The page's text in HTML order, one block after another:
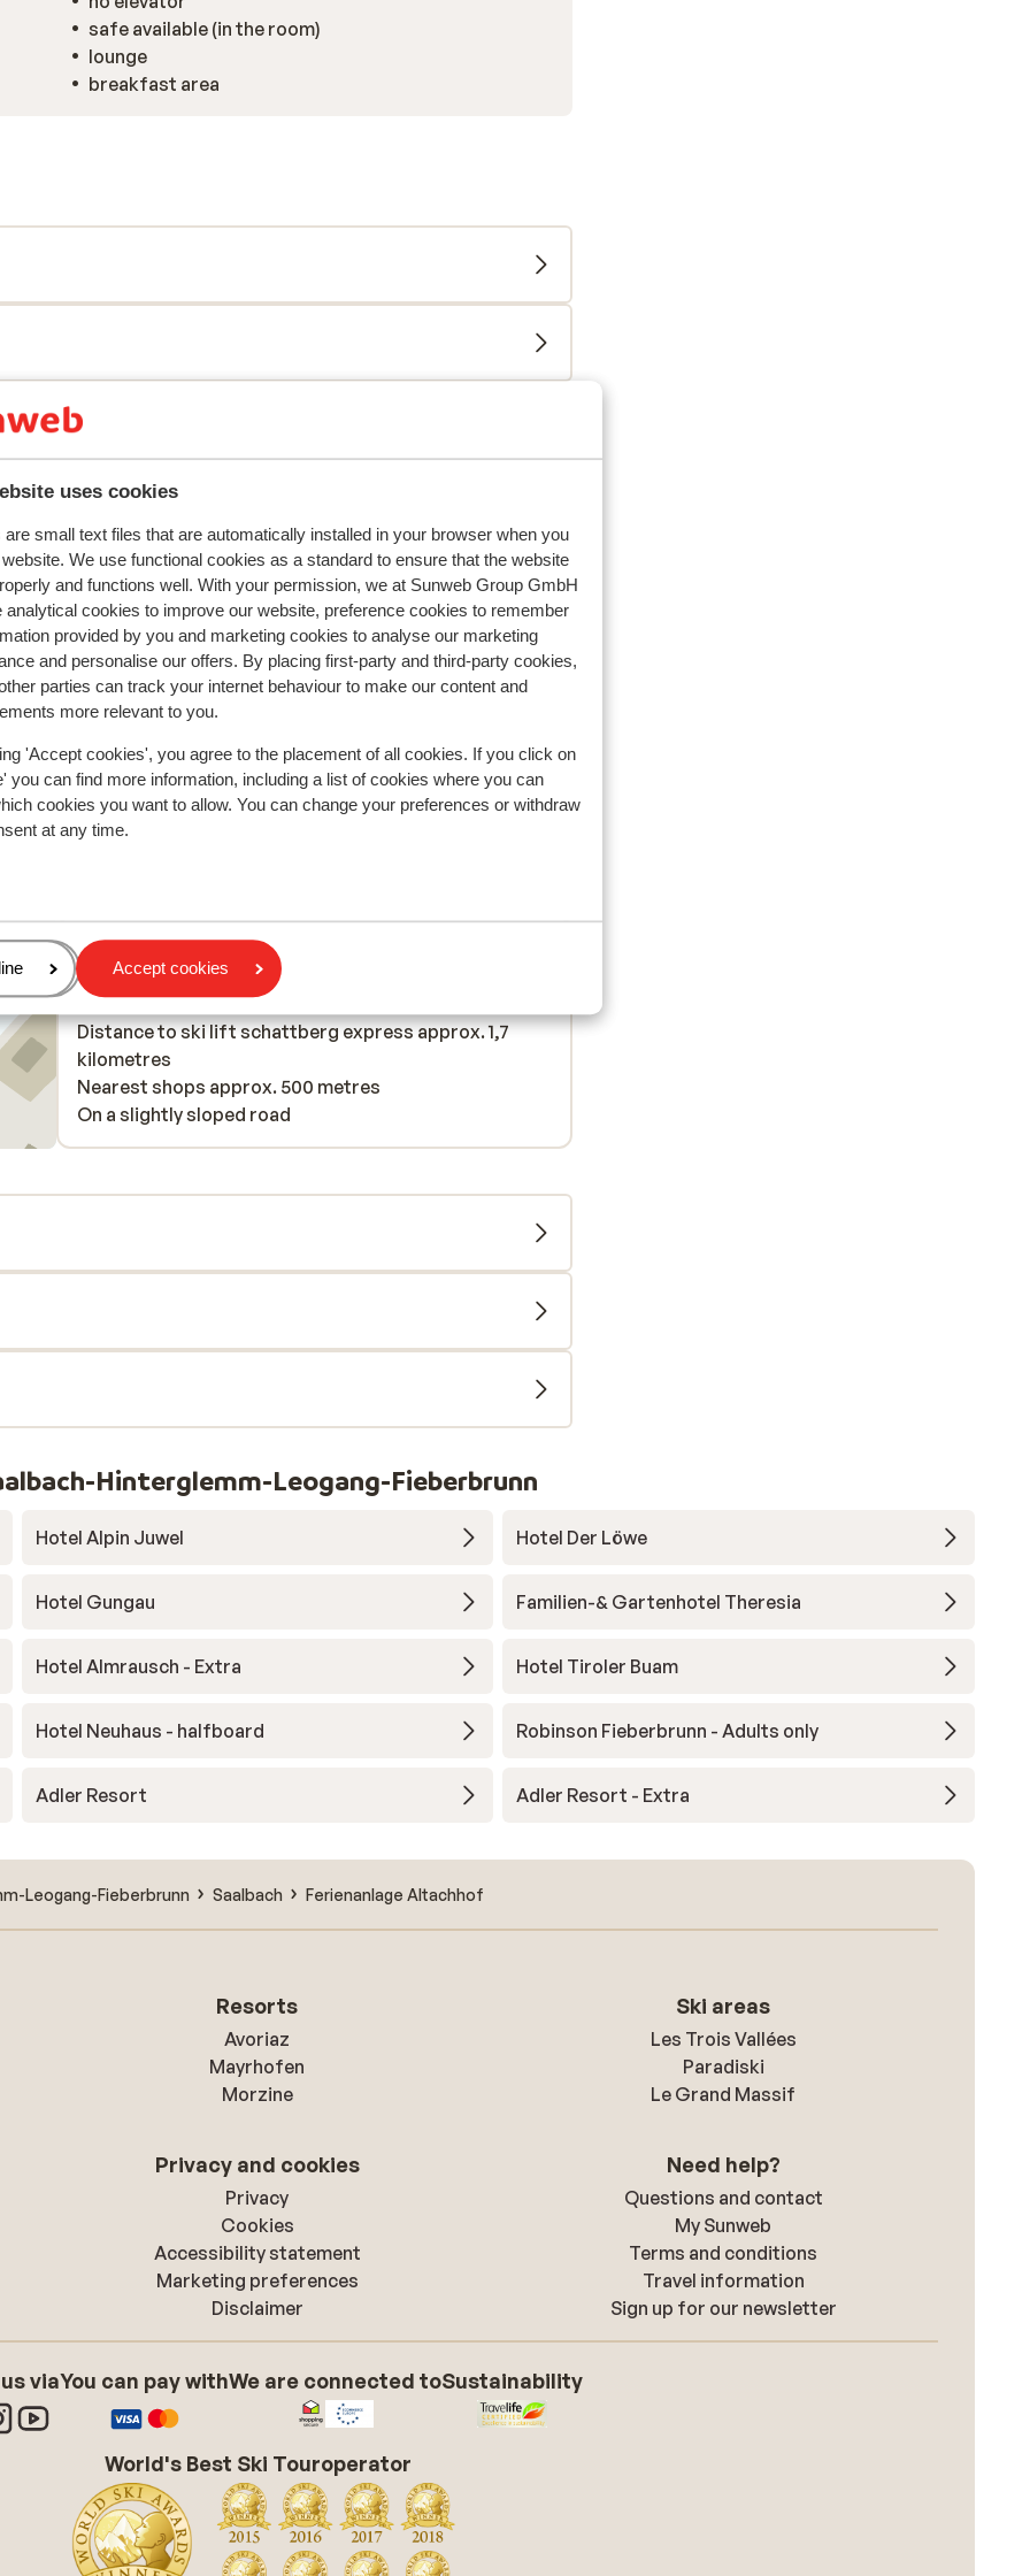
uses cookies
are small text files that are automatically installed in your browser when you
We use functional cookies as a standard to ensure that the website
and functions well. With your permission, we at Sunweb Group GmbH
analytical cookies to improve our website, preference cookies to remember
provided by you and marketing cookies to analyse our marketing
and personalise our offers. By placing first-party and third-party cookies,
parties can track your internet behaviour to make our content and
more relevant to you.
'Accept cookies', you agree to the placement of all cookies. If you click on
you can find more information, including a list of cookies where you can
cookies you want to allow. You can change your preferences or withdraw
at any time.
Accept cookies
safe available (in the room)
lounge
breakfast area
reflect their experience with our product.
In the area
Distance to centre: distance: approx. 1,7 kilometres
Distance to ski bus stop approx. 10 metres
Distance to ski lift schattberg express approx. 1,7
kilometres
Nearest shops approx. 500 metres
On a slightly sloped road
Hinterglemm-Leogang-Fieberbrunn
Hotel Alpin Juwel Hotel Der Löwe
Hotel Gungau Familien-& Gartenhotel Theresia
Hotel Almrausch - Extra Hotel Tiroler Buam
Hotel Neuhaus - halfboard Robinson Fieberbrunn - Adults only
Adler Resort Adler Resort - Extra
Leogang-Fieberbrunn Saalbach Ferienanlage Altachhof
Resorts
Avoriaz
Mayrhofen
Morzine
Ski areas
Les Trois Vallées
Paradiski
Le Grand Massif
Privacy and cookies
Privacy
Cookies
Accessibility statement
Marketing preferences
Disclaimer
Need help?
Questions and contact
My Sunweb
Terms and conditions
Travel information
Sign up for our newsletter
viaYou can pay withWe are connected toSustainability
World's Best Ski Touroperator